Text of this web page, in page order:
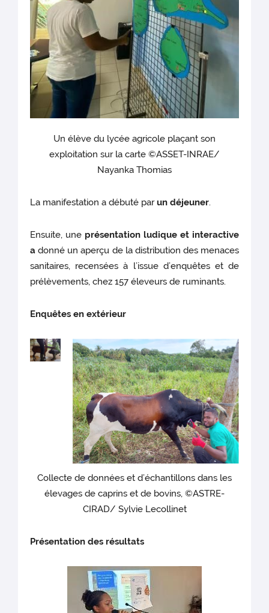
Un élève du lycée agricole plaçant son
exploitation sur la carte ©ASSET-INRAE/
Nayanka Thomias
La manifestation a débuté parun déjeuner.
Ensuite, une présentation ludique et interactive
a donné un aperçu de la distribution des menaces
sanitaires, recensées à l’issue d’enquêtes et de
prélèvements, chez 157 éleveurs de ruminants.
Enquêtes en extérieur
Collecte de données et d’échantillons dans les
élevages de caprins et de bovins, ©ASTRE-
CIRAD/ Sylvie Lecollinet
Présentation des résultats